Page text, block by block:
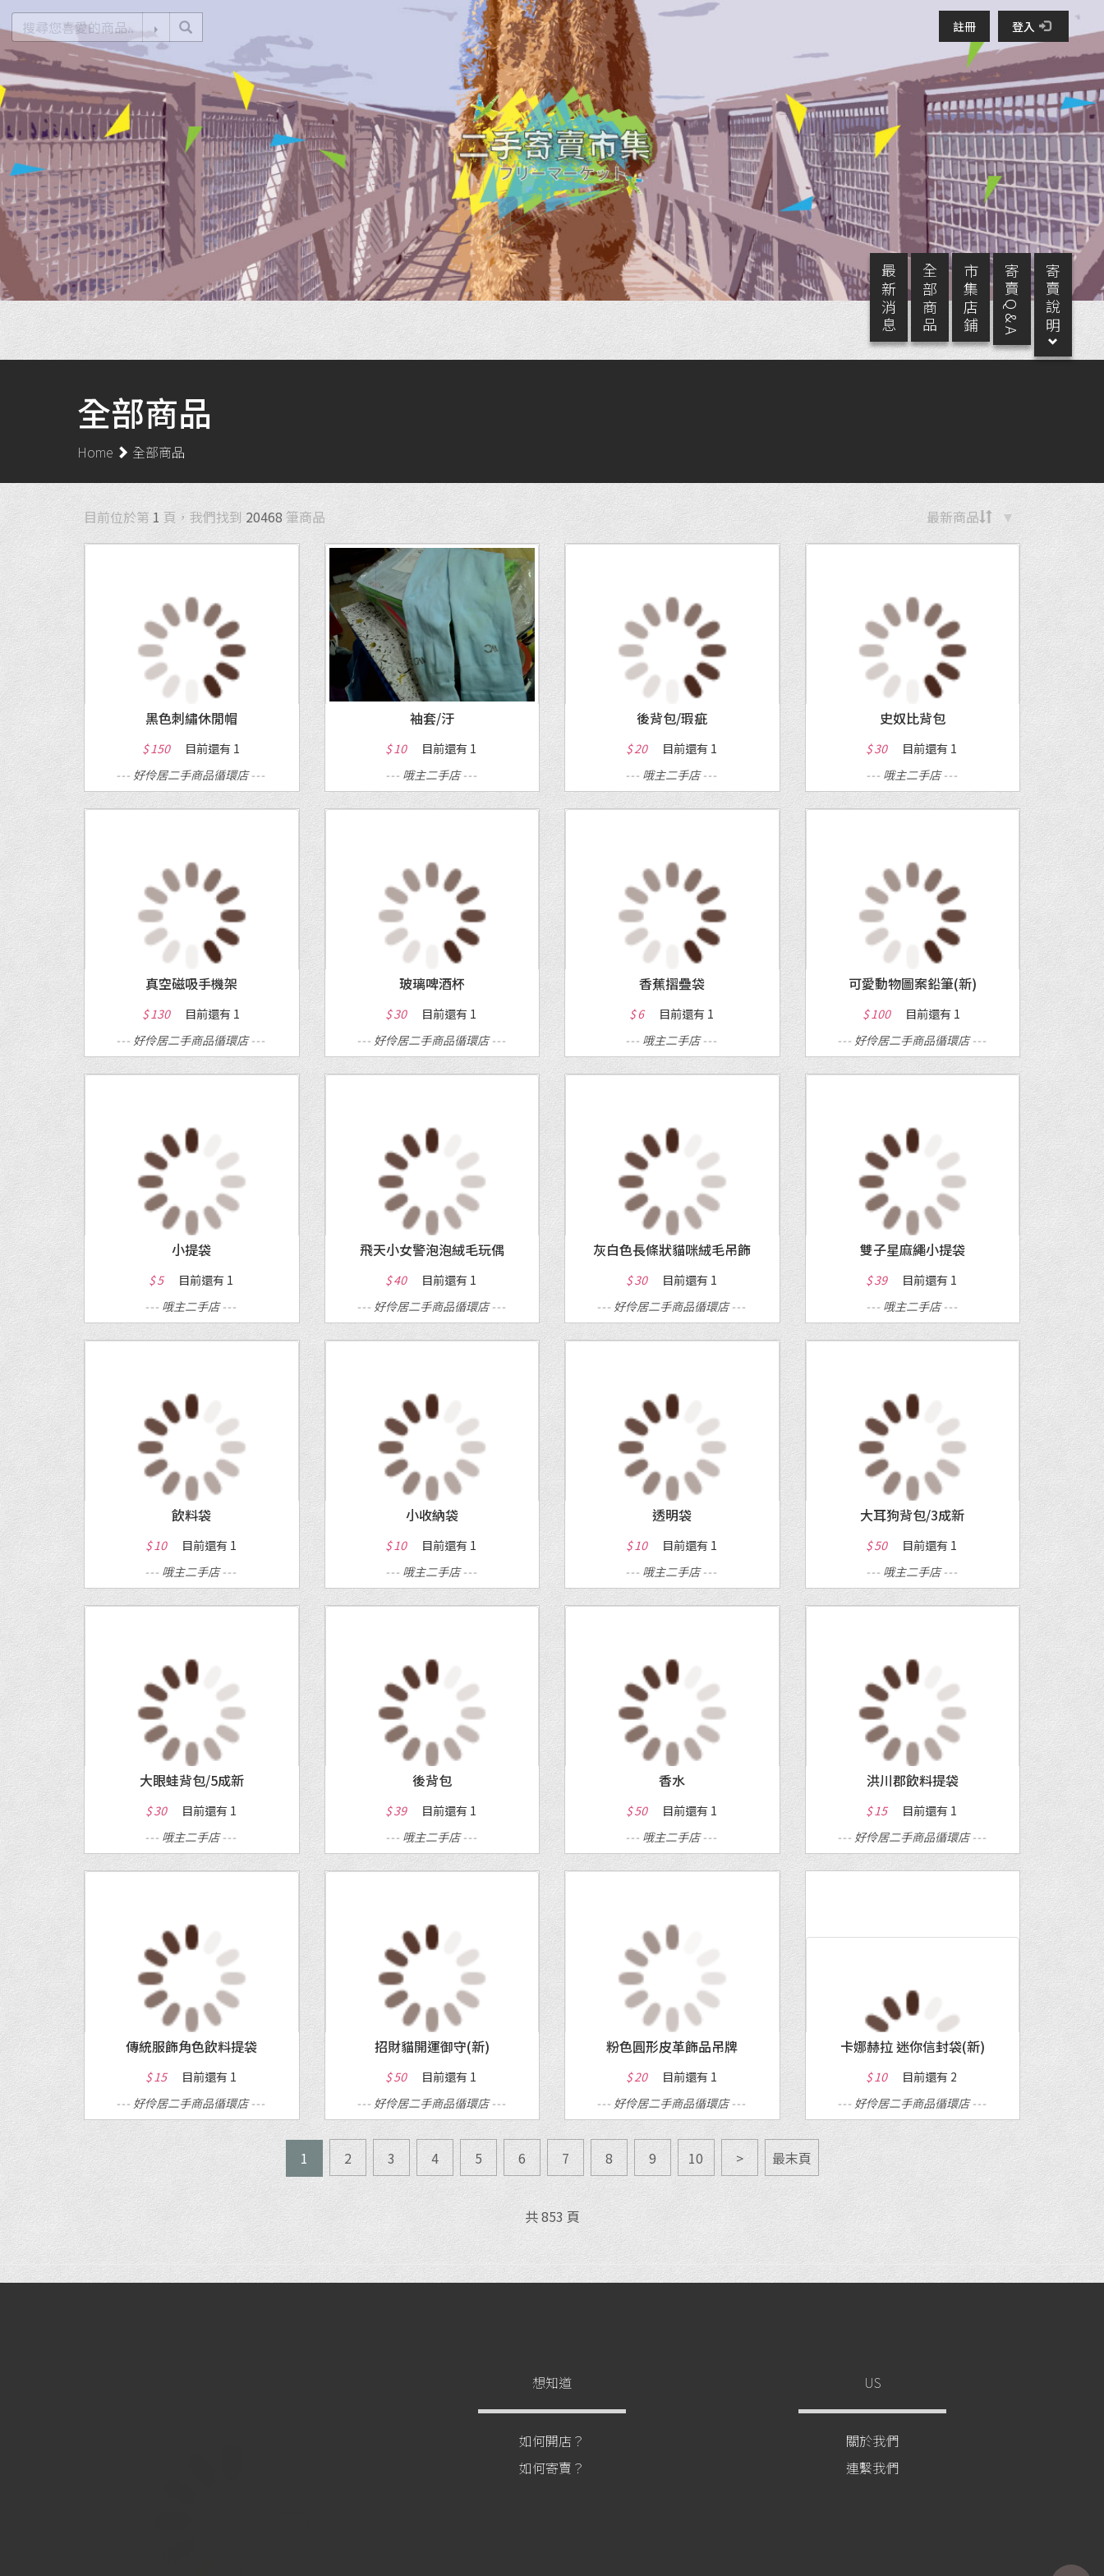
註冊 登入
最 新 消 息 全 部 商 品 市 集 店 鋪 寄 賣 Q & A 寄 賣 說 明
全部商品
Home 全部商品
目前位於第 1 頁，我們找到 20468 筆商品 最新商品
MORE
黑色刺繡休閒帽
$ 150 目前還有 1
--- 好伶居二手商品循環店---
MORE
袖套/汙
$ 10 目前還有 1
---哦主二手店---
MORE
後背包/瑕疵
$ 20 目前還有 1
---哦主二手店---
MORE
史奴比背包
$ 30 目前還有 1
---哦主二手店---
MORE
真空磁吸手機架
$ 130 目前還有 1
---好伶居二手商品循環店---
MORE
玻璃啤酒杯
$ 30 目前還有 1
---好伶居二手商品循環店---
MORE
香蕉摺疊袋
$ 6 目前還有 1
---哦主二手店---
MORE
可愛動物圖案鉛筆(新)
$ 100 目前還有 1
---好伶居二手商品循環店---
MORE
小提袋
$ 5 目前還有 1
---哦主二手店---
MORE
飛天小女警泡泡絨毛玩偶
$ 40 目前還有 1
---好伶居二手商品循環店---
MORE
灰白色長條狀貓咪絨毛吊飾
$ 30 目前還有 1
--- 好伶居二手商品循環店---
MORE
雙子星麻繩小提袋
$ 39 目前還有 1
---哦主二手店---
MORE
飲料袋
$ 10 目前還有 1
---哦主二手店---
MORE
小收納袋
$ 10 目前還有 1
---哦主二手店---
MORE
透明袋
$ 10 目前還有 1
---哦主二手店---
MORE
大耳狗背包/3成新
$ 50 目前還有 1
---哦主二手店---
MORE
大眼蛙背包/5成新
$ 30 目前還有 1
---哦主二手店---
MORE
後背包
$ 39 目前還有 1
---哦主二手店---
MORE
香水
$ 50 目前還有 1
---哦主二手店---
MORE
洪川郡飲料提袋
$ 15 目前還有 1
---好伶居二手商品循環店---
MORE
傳統服飾角色飲料提袋
$ 15 目前還有 1
--- 好伶居二手商品循環店---
MORE
招財貓開運御守(新)
$ 50 目前還有 1
---好伶居二手商品循環店---
MORE
粉色圓形皮革飾品吊牌
$ 20 目前還有 1
--- 好伶居二手商品循環店---
卡娜赫拉 迷你信封袋(新)
$ 10 目前還有 2
---好伶居二手商品循環店---
1 2 3 4 5 6 7 8 9 10 > 最末頁
共 853 頁
想知道
如何開店？
如何寄賣？
US
關於我們
連繫我們